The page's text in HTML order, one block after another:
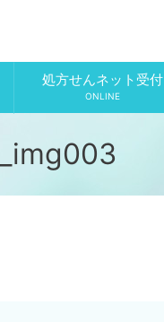
処方せんネット受付
ONLINE